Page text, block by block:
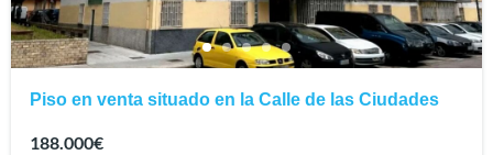
Piso en venta situado en la Calle de las Ciudades
188.000€